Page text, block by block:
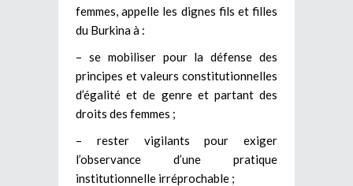
femmes, appelle les dignes fils et filles
du Burkina à :
– se mobiliser pour la défense des
principes et valeurs constitutionnelles
d’égalité et de genre et partant des
droits des femmes ;
– rester vigilants pour exiger
l’observance d’une pratique
institutionnelle irréprochable ;